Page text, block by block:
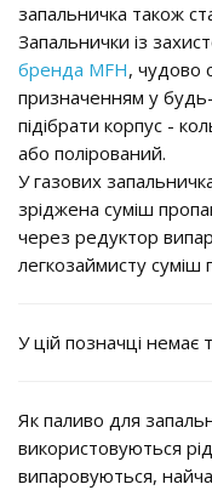
запальничка також
Запальнички із
бренда MFH, чудово
призначенням у
підібрати корпус -
або полірований.
У газових
зріджена суміш
через редуктор
легкозаймисту суміш
У цій позначці немає
Як паливо для
використовуються
випаровуються,